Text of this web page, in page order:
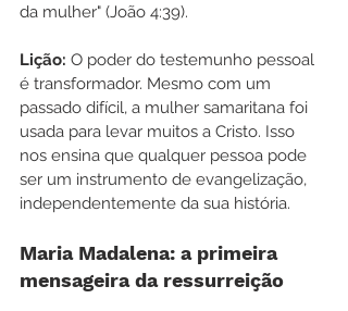
da mulher" (João 4:39).
Lição: O poder do testemunho pessoal
é transformador. Mesmo com um
passado difícil, a mulher samaritana foi
usada para levar muitos a Cristo. Isso
nos ensina que qualquer pessoa pode
ser um instrumento de evangelização,
independentemente da sua história.
Maria Madalena: a primeira
mensageira da ressurreição